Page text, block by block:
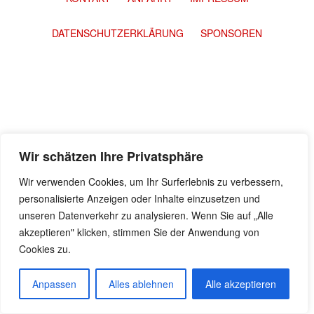
Wir schätzen Ihre Privatsphäre
Wir verwenden Cookies, um Ihr Surferlebnis zu verbessern,
personalisierte Anzeigen oder Inhalte einzusetzen und
unseren Datenverkehr zu analysieren. Wenn Sie auf „Alle
akzeptieren" klicken, stimmen Sie der Anwendung von
Cookies zu.
Anpassen Alles ablehnen Alle akzeptieren
DATENSCHUTZERKLÄRUNG SPONSOREN